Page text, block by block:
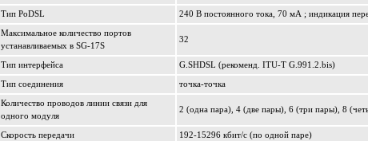
Тип PoDSL 240 В постоянного тока, 70 мА ; индикация
Максимальное количество портов
устанавливаемых в SG-17S
32
Тип интерфейса G.SHDSL (рекоменд. ITU-T G.991.2.bis)
Тип соединения точка-точка
Количество проводов линии связи для
одного модуля
2 (одна пара), 4 (две пары), 6 (три пары), 8
Скорость передачи 192-15296 кбит/c (по одной паре)